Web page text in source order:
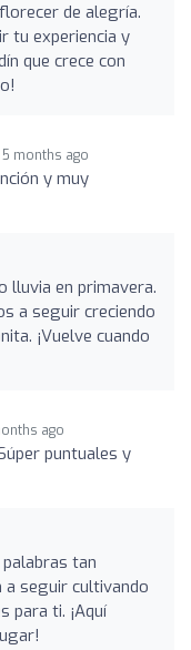
de alegría.
tu experiencia y
que crece con
5 months ago
y muy
lluvia en primavera.
a seguir creciendo
¡Vuelve cuando
ago
puntuales y
tan
a seguir cultivando
para ti. ¡Aquí